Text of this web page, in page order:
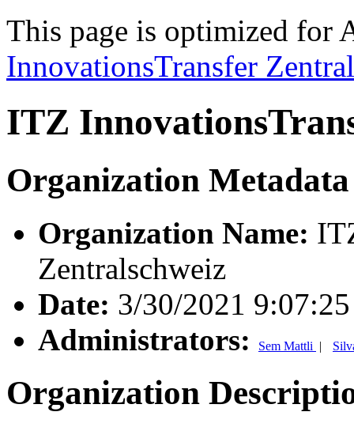
This page is optimized for
InnovationsTransfer
ITZ
Organization Metadata
Organization Name:
Zentralschweiz
Date: 3/30/2021
Administrators:
Sem Mattli |
Organization